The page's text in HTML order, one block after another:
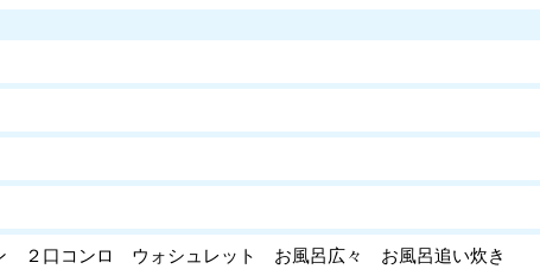
２口コンロ ウォシュレット お風呂広々 お風呂追い炊き